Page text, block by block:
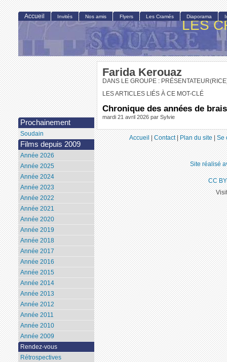
LES
Farida Kerouaz
DANS LE GROUPE :
LES ARTICLES LIÉS À CE MOT-CLÉ
Chronique des années de
mardi 21 avril 2026 par Sylvie
Accueil Invités Nos amis Flyers Les Cramés Diaporama
Prochainement
Soudain
Films depuis 2009
Année 2026
Année 2025
Année 2024
Année 2023
Année 2022
Année 2021
Année 2020
Année 2019
Année 2018
Année 2017
Année 2016
Année 2015
Année 2014
Année 2013
Année 2012
Année 2011
Année 2010
Année 2009
Rendez-vous
Rétrospectives
Accueil|Contact|Plan du site|Se
Site réalisé
CC